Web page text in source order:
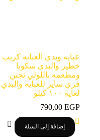
عبايه وبدي العبايه كريب
خطير والبدي سكوبا
ومطعمه باللولي تجنن
فري سايز للعبايه والبدي
لغاية ١٠٠ كيلو
790,00 EGP
إضافة إلى السلة